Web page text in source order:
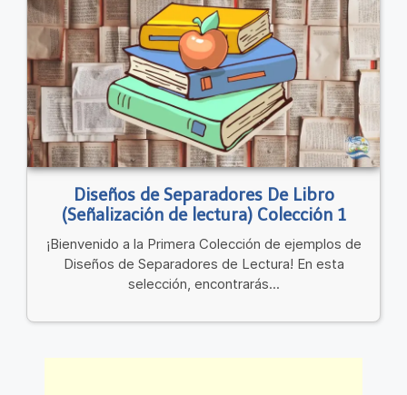
Diseños de Separadores De Libro
(Señalización de lectura) Colección 1
¡Bienvenido a la Primera Colección de ejemplos de
Diseños de Separadores de Lectura! En esta
selección, encontrarás...